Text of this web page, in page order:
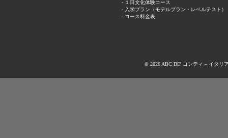
- １日文化体験コース
- 入学プラン（モデルプラン・レベルテスト）
- コース料金表
© 2026 ABC DE' コンティ – イタリ